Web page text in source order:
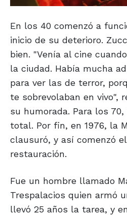
En los 40 comenzó a
inicio de su deterioro.
bien. "Venía al cine
la ciudad. Había mucha
para ver las de terror,
te sobrevolaban en vivo",
su humorada. Para los
total. Por fin, en 1976, la
clausuró, y así comenzó
restauración.
Fue un hombre llamado
Trespalacios quien armó
llevó 25 años la tarea, y